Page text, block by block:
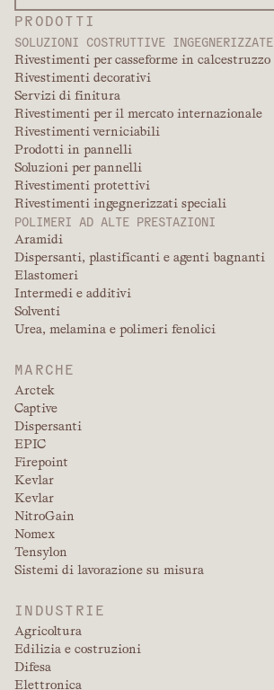
PRODOTTI
SOLUZIONI COSTRUTTIVE INGEGNERIZZATE
Rivestimenti per casseforme in calcestruzzo
Rivestimenti decorativi
Servizi di finitura
Rivestimenti per il mercato internazionale
Rivestimenti verniciabili
Prodotti in pannelli
Soluzioni per pannelli
Rivestimenti protettivi
Rivestimenti ingegnerizzati speciali
POLIMERI AD ALTE PRESTAZIONI
Aramidi
Dispersanti, plastificanti e agenti bagnanti
Elastomeri
Intermedi e additivi
Solventi
Urea, melamina e polimeri fenolici
MARCHE
Arctek
Captive
Dispersanti
EPIC
Firepoint
Kevlar
Kevlar
NitroGain
Nomex
Tensylon
Sistemi di lavorazione su misura
INDUSTRIE
Agricoltura
Edilizia e costruzioni
Difesa
Elettronica